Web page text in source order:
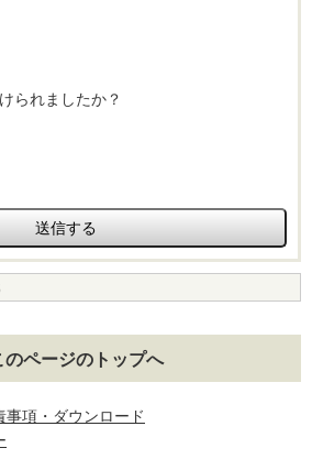
られましたか？
のページのトップへ
事項・ダウンロード